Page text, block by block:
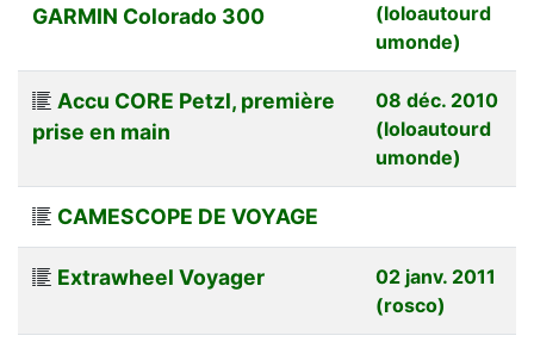
GARMIN Colorado 300
(loloautourd
umonde)
Accu CORE Petzl, première
prise en main
08 déc. 2010
(loloautourd
umonde)
CAMESCOPE DE VOYAGE
Extrawheel Voyager
02 janv. 2011
(rosco)